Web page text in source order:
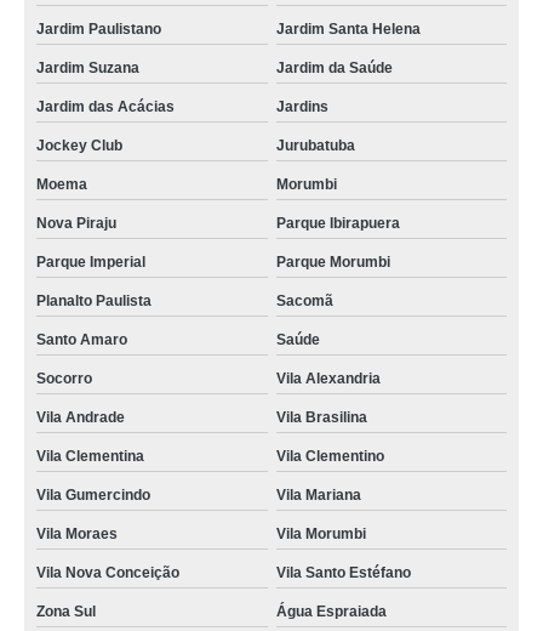
Jardim Paulistano Jardim Santa Helena
Jardim Suzana Jardim da Saúde
Jardim das Acácias Jardins
Jockey Club Jurubatuba
Moema Morumbi
Nova Piraju Parque Ibirapuera
Parque Imperial Parque Morumbi
Planalto Paulista Sacomã
Santo Amaro Saúde
Socorro Vila Alexandria
Vila Andrade Vila Brasilina
Vila Clementina Vila Clementino
Vila Gumercindo Vila Mariana
Vila Moraes Vila Morumbi
Vila Nova Conceição Vila Santo Estéfano
Zona Sul Água Espraiada